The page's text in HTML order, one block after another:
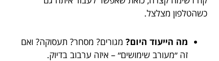
כשהטלפון מצלצל.
מה הייעוד היום? מגורים? מסחר? תעסוקה? ואם
זה ״מעורב שימושים״ – איזה ערבוב בדיוק.